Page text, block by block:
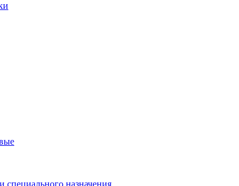
специального назначения